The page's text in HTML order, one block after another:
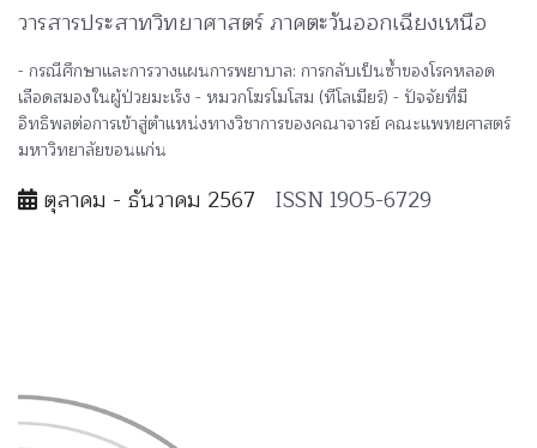
วารสารประสาทวิทยาศาสตร์ ภาคตะวันออกเฉียงเหนือ
- กรณีศึกษาและการวางแผนการพยาบาล: การกลับเป็นซ้ำของโรคหลอด
เลือดสมองในผู้ป่วยมะเร็ง - หมวกโฆรโมโสม (ทีโลเมียร์) - ปัจจัยที่มี
อิทธิพลต่อการเข้าสู่ตำแหน่งทางวิชาการของคณาจารย์ คณะแพทยศาสตร์
มหาวิทยาลัยขอนแก่น
ตุลาคม - ธันวาคม 2567 ISSN 1905-6729